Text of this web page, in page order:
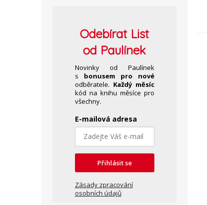
OdebíratList
od Paulínek
Novinky od Paulínek
s bonusem pro nové
odběratele. Každý měsíc
kód na knihu měsíce pro
všechny.
E-mailová adresa
Přihlásit se
Zásady zpracování
osobních údajů